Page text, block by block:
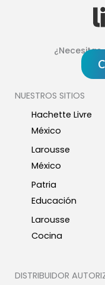
NUESTROS SITIOS
Hachette Livre
México
Larousse
México
Patria
Educación
Larousse
Cocina
DISTRIBUIDOR